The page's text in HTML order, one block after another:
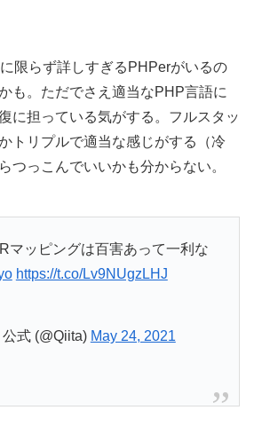
限らず詳しすぎるPHPerがいるの
も。ただでさえ適当なPHP言語に
に担っている気がする。フルスタッ
トリプルで適当な感じがする（冷
つっこんでいいかも分からない。
マッピングは百害あって一利な
https://t.co/Lv9NUgzLHJ
式 (@Qiita) May 24, 2021